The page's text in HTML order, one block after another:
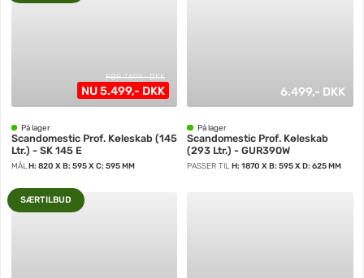
FØR 7.699,- DKK
NU 5.499,- DKK
På lager
Scandomestic Prof. Køleskab (145
Ltr.) - SK 145 E
MÅL H: 820 X B: 595 X C: 595 MM
6.499,- DKK
På lager
Scandomestic Prof. Køleskab
(293 Ltr.) - GUR390W
PASSER TIL H: 1870 X B: 595 X D: 625 MM
SÆRTILBUD